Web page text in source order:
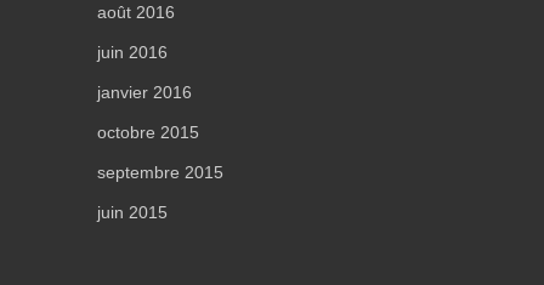
août 2016
juin 2016
janvier 2016
octobre 2015
septembre 2015
juin 2015